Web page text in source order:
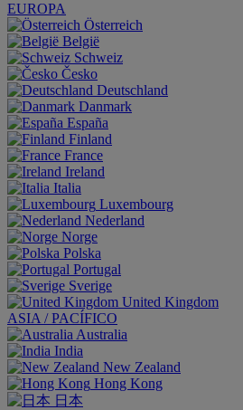
EUROPA
Österreich
België
Schweiz
Česko
Deutschland
Danmark
España
Finland
France
Ireland
Italia
Luxembourg
Nederland
Norge
Polska
Portugal
Sverige
United Kingdom
ASIA / PACÍFICO
Australia
India
New Zealand
Hong Kong
日本